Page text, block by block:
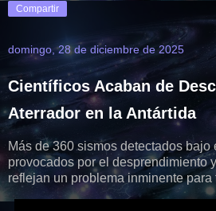
Compartir
domingo, 28 de diciembre de 2025
Científicos Acaban de
Aterrador en la Antártida
Más de 360 sismos detectados bajo
provocados por el desprendimiento
reflejan un problema inminente para